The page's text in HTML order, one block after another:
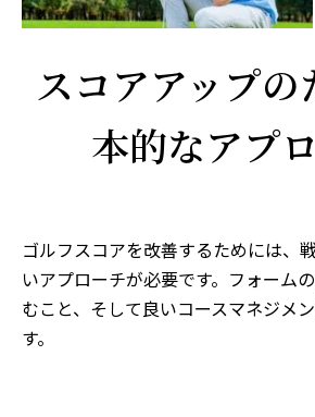
スコアアップの
本的なアプ
ゴルフスコアを改善するためには、
いアプローチが必要です。フォーム
むこと、そして良いコースマネジメ
す。